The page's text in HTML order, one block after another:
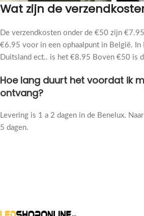
Wat zijn de
De verzendkosten onder de €50 zijn
€6.95 voor in een ophaalpunt in België. In
Duitsland ect.. is het €8.95 Boven €50 is
Hoe lang duurt het voordat ik
ontvang?
Levering is 1 a 2 dagen in de Benelux.
5 dagen.